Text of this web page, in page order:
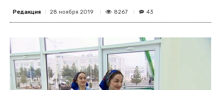
Редакция 28 ноября 2019 8267 43